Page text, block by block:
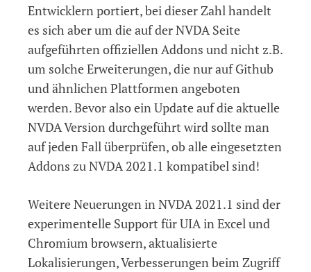
Entwicklern portiert, bei dieser Zahl handelt
es sich aber um die auf der NVDA Seite
aufgeführten offiziellen Addons und nicht z.B.
um solche Erweiterungen, die nur auf Github
und ähnlichen Plattformen angeboten
werden. Bevor also ein Update auf die aktuelle
NVDA Version durchgeführt wird sollte man
auf jeden Fall überprüfen, ob alle eingesetzten
Addons zu NVDA 2021.1 kompatibel sind!
Weitere Neuerungen in NVDA 2021.1 sind der
experimentelle Support für UIA in Excel und
Chromium browsern, aktualisierte
Lokalisierungen, Verbesserungen beim Zugriff